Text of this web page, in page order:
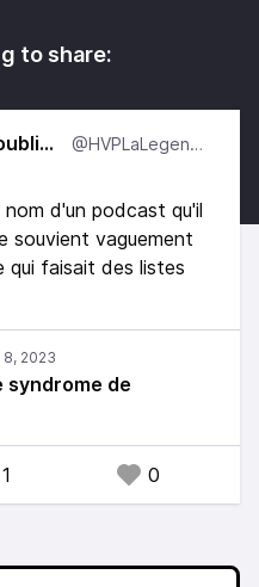
to share:
H.V.P. : La légende oubliée @HVPLaLegende
d'un podcast qu'il
souvient vaguement
qui faisait des listes
syndrome de
1 0